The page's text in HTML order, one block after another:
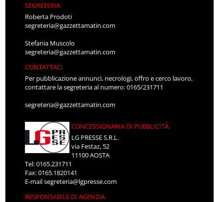
SEGRETERIA
Roberta Prodoti
segreteria@gazzettamatin.com
Stefania Muscolo
segreteria@gazzettamatin.com
CONTATTACI
Per pubblicazione annunci, necrologi, offro e cerco lavoro,
contattare la segreteria al numero: 0165/231711
segreteria@gazzettamatin.com
CONCESSIONARIA DI PUBBLICITÀ
LG PRESSE S.R.L.
via Festaz, 52
11100 AOSTA
Tel: 0165.231711
Fax: 0165.1820141
E-mailsegreteria@lgpresse.com
RESPONSABILE DI AGENZIA